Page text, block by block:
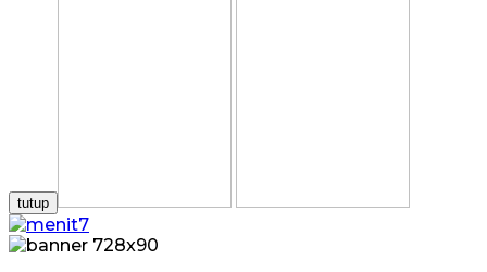
tutup